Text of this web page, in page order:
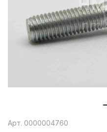
Арт. 0000004760